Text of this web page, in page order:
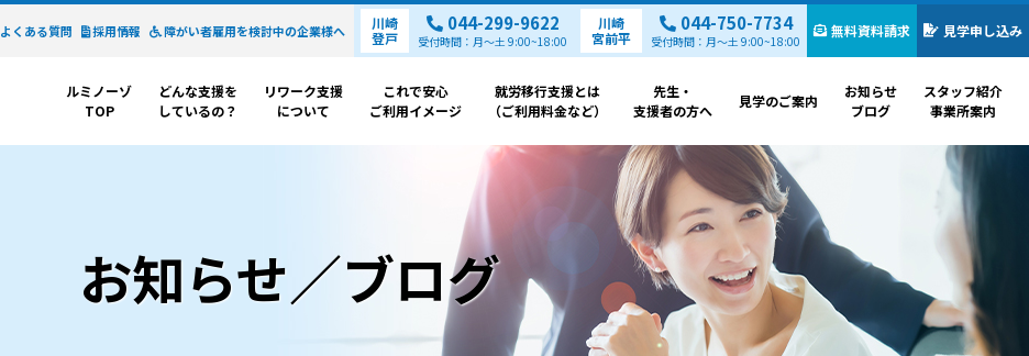
よくある質問 採用情報 障がい者雇用を検討中の企業様へ
川崎
登戸
044-299-9622
受付時間：月～土 9:00~18:00
川崎
宮前平
044-750-7734
受付時間：月～土 9:00~18:00
無料資料請求 見学申し込み
ルミノーゾ
TOP
どんな支援を
しているの？
リワーク支援
について
これで安心
ご利用イメージ
就労移行支援とは
（ご利用料金など）
先生・
支援者の方へ
見学のご案内
お知らせ
ブログ
スタッフ紹介
事業所案内
お知らせ／ブログ